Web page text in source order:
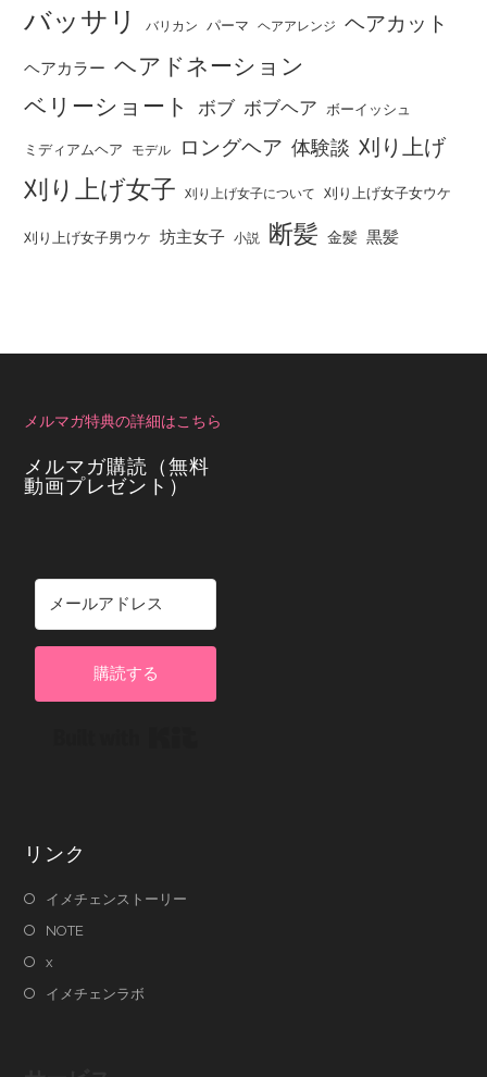
バッサリ バリカン パーマ ヘアアレンジ ヘアカット
ヘアカラー ヘアドネーション
ベリーショート
ボブ ボブヘア ボーイッシュ
ミディアムヘア モデル ロングヘア 体験談 刈り上げ
刈り上げ女子 刈り上げ女子について 刈り上げ女子女ウケ
刈り上げ女子男ウケ 坊主女子 小説 断髪 金髪 黒髪
メルマガ特典の詳細はこちら
メルマガ購読（無料
動画プレゼント）
購読する
リンク
イメチェンストーリー
NOTE
x
イメチェンラボ